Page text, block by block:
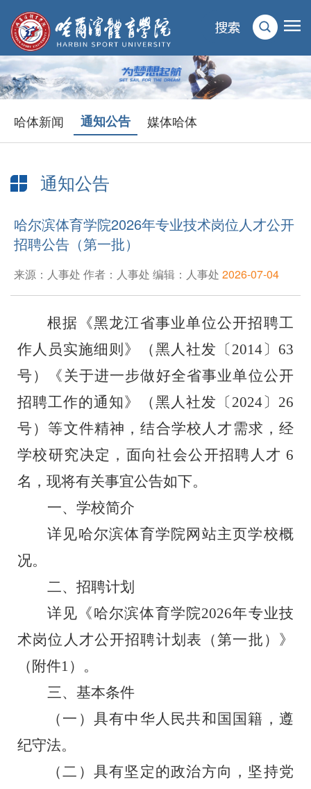
哈体新闻 通知公告 媒体哈体
通知公告
当前位置：首页>新闻动态>通知公告> 正文
哈尔滨体育学院2026年专业技术岗位人才公开
招聘公告（第一批）
来源：人事处 作者：人事处 编辑：人事处 2026-07-04
根据《黑龙江省事业单位公开招聘工
作人员实施细则》
（黑人社发〔 2014〕63
号）
《关于进一步做好全省事业单位公开
招聘工作的通知》
（黑人社发〔 2024〕 26
号）等文件精神 ，结合学校人才需求 ，经
学校研究决定，面向社会公开招聘人才 6
名 ，现将有关事宜公告如下。
一、 学校简介
详见哈尔滨体育学院网站主页学校概
况。
二、招聘计划
详见《哈尔滨体育学院2026年专业技
术岗位 人才公开招聘计划表 （第一批 ） 》
（附件1）。
三、基本条件
（一）具有中华人民共和国国籍，遵
纪守法。
（二）具有坚定的政治方向，坚持党